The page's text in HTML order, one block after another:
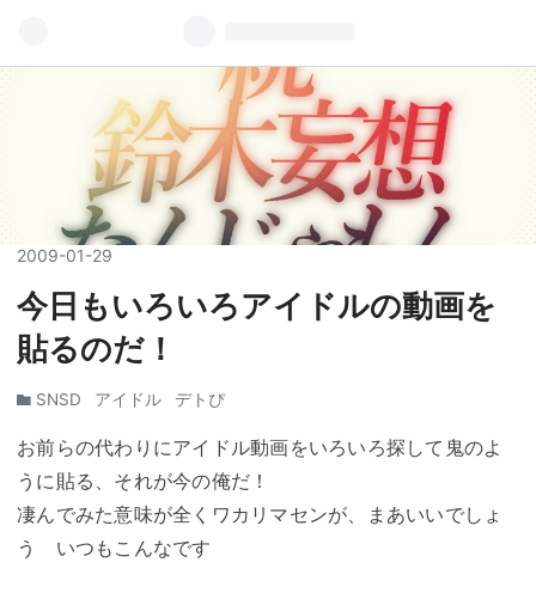
2009-01-29
今日もいろいろアイドルの動画を
貼るのだ！
SNSD アイドル デトぴ
お前らの代わりにアイドル動画をいろいろ探して鬼のよ
うに貼る、それが今の俺だ！
凄んでみた意味が全くワカリマセンが、まあいいでしょ
う いつもこんなです